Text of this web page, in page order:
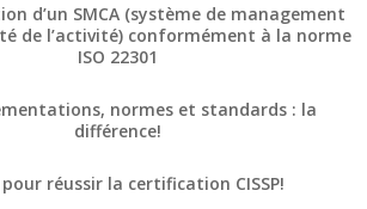
d’un SMCA (système de management
de l’activité) conformément à la norme
ISO 22301
normes et standards : la
différence!
pour réussir la certification CISSP!